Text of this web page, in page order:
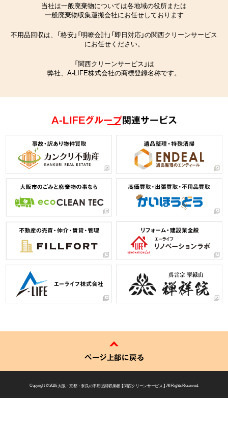
当社は一般廃棄物については各地域の役所または
一般廃棄物収集運搬会社にお任せしております
不用品回収は、「格安」「明瞭会計」「即日対応」の関西クリーンサービス
にお任せください。
「関西クリーンサービス」は
弊社、A-LIFE株式会社の商標登録名称です。
A-LIFEグループ関連サービス
ページ上部に戻る
Copyright © 2026大阪・京都・奈良の不用品回収業者 【 関西クリーンサービス 】 All Rights Reserved.